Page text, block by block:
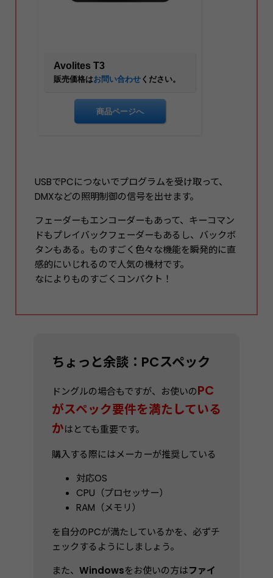
USBでPCにつないでプログラムを受け取って、
DMXなどの照明制御の信号を出せます。
フェーダーもエンコーダーもあって、キーコマン
ドもプレイバックフェーダーもあるし、バックボ
タンもある。ものすごく色々な機能を瞬発的に直
感的にいじれるので人気の機材です。
なによりものすごくコンパクト！
ちょっと余談：PCスペック
ドングルの場合もですが、お使いのPC
がスペック要件を満たしている
かはとても重要です。
購入する際にはメーカーが推奨している
対応OS
CPU（プロセッサー）
RAM（メモリ）
を自分のPCが満たしているかを、必ずチ
ェックするようにしましょう。
また、 Windowsをお使いの方はファイ